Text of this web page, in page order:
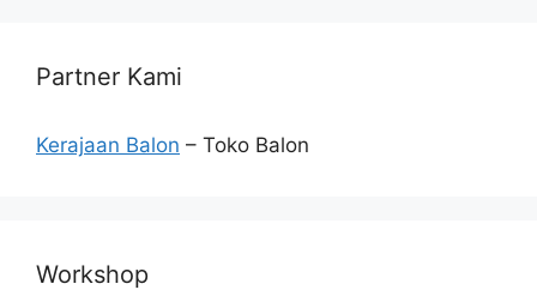
Partner Kami
Kerajaan Balon – Toko Balon
Workshop